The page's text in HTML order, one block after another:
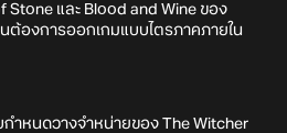
Stone และ Blood and Wine ของ
ต้องการออกเกมแบบไตรภาคภายใน
กำหนดวางจำหน่ายของ The Witcher